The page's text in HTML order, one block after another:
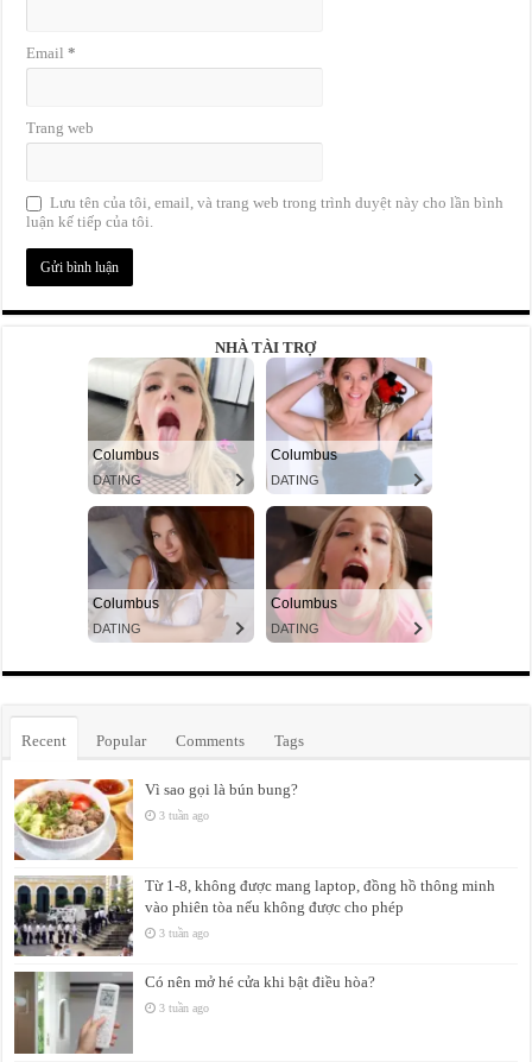
Email*
Trang web
Lưu tên của tôi, email, và trang web trong trình duyệt này cho lần bình
luận kế tiếp của tôi.
NHÀ TÀI TRỢ
Recent Popular Comments Tags
Vì sao gọi là bún bung?
3 tuần ago
Từ 1-8, không được mang laptop, đồng hồ thông minh
vào phiên tòa nếu không được cho phép
3 tuần ago
Có nên mở hé cửa khi bật điều hòa?
3 tuần ago